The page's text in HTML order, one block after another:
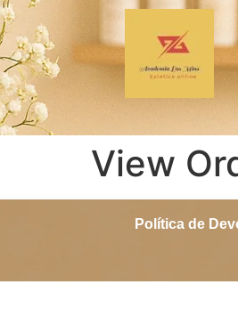
View
Política de